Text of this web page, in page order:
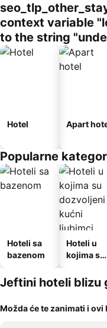
context variable
to the string
Hotel Apart
Popularne
Hoteli sa
bazenom
Hoteli u
kojima su
kućni
ljubimci
Jeftini hoteli blizu
Možda će te zanimati i